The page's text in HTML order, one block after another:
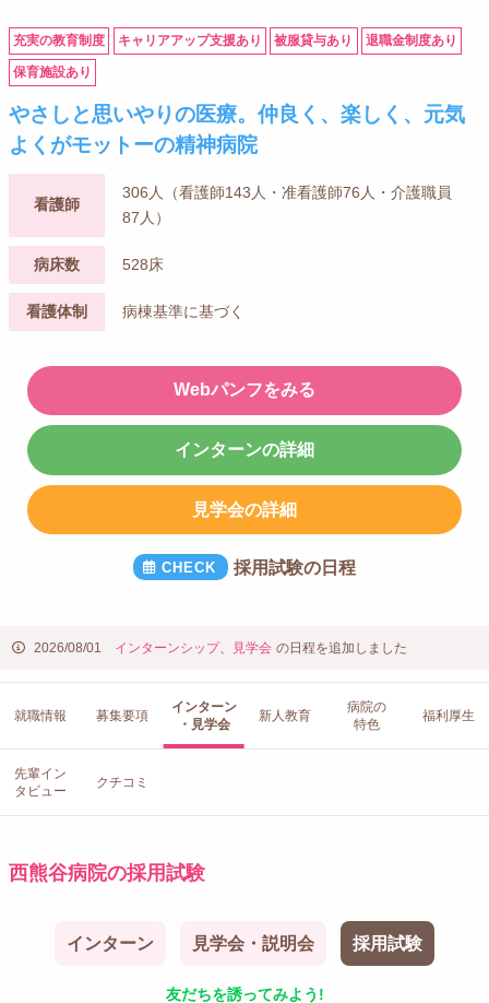
充実の教育制度 キャリアアップ支援あり 被服貸与あり 退職金制度あり
保育施設あり
やさしと思いやりの医療。仲良く、楽しく、元気
よくがモットーの精神病院
看護師
306人（看護師143人・准看護師76人・介護職員
87人）
病床数 528床
看護体制 病棟基準に基づく
Webパンフをみる
インターンの詳細
見学会の詳細
採用試験の日程
2026/08/01 インターンシップ、 見学会 の日程を追加しました
就職情報 募集要項
インターン
・見学会
新人教育
病院の
特色
福利厚生
先輩イン
タビュー
クチコミ
西熊谷病院の採用試験
インターン 見学会・説明会 採用試験
友だちを誘ってみよう!